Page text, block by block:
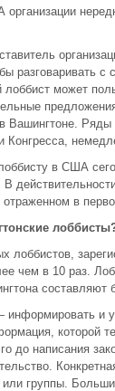
разговаривать с
может
Вашингтоне.
Конгресса,
в США
отраженном в
лоббистов,
чем в 10 раз.
и
которой
до написания
группы.